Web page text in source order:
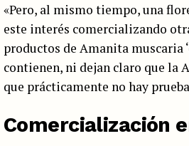
«Pero, al mismo tiempo, una
este interés comercializando
productos de Amanita muscaria
contienen, ni dejan claro que la
que prácticamente no hay
Comercialización